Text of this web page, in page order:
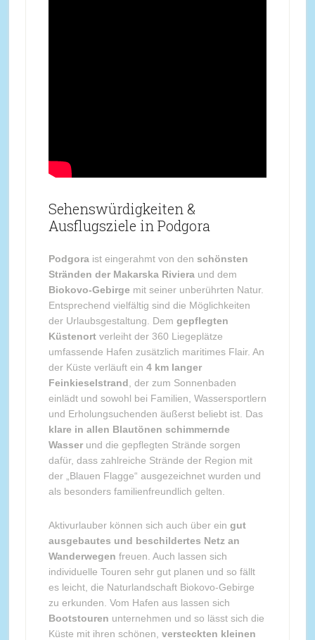
Sehenswürdigkeiten &
Ausflugsziele in Podgora
Podgoraist eingerahmt von den schönsten
Stränden der Makarska Rivieraund dem
Biokovo-Gebirge mit seiner unberührten Natur.
Entsprechend vielfältig sind die Möglichkeiten
der Urlaubsgestaltung. Dem gepflegten
Küstenortverleiht der 360 Liegeplätze
umfassende Hafen zusätzlich maritimes Flair. An
der Küste verläuft ein 4 km langer
Feinkieselstrand , der zum Sonnenbaden
einlädt und sowohl bei Familien, Wassersportlern
und Erholungsuchenden äußerst beliebt ist. Das
klare in allen Blautönen schimmernde
Wasserund die gepflegten Strände sorgen
dafür, dass zahlreiche Strände der Region mit
der „Blauen Flagge“ ausgezeichnet wurden und
als besonders familienfreundlich gelten.
Aktivurlauber können sich auch über ein gut
ausgebautes und beschildertes Netz an
Wanderwegen freuen. Auch lassen sich
individuelle Touren sehr gut planen und so fällt
es leicht, die Naturlandschaft Biokovo-Gebirge
zu erkunden. Vom Hafen aus lassen sich
Bootstouren unternehmen und so lässt sich die
Küste mit ihren schönen, versteckten kleinen